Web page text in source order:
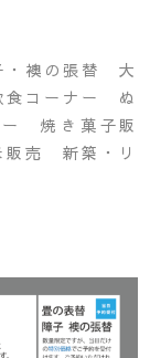
襖の張替 大
コーナー ぬ
焼き菓子販
売 新築・リ